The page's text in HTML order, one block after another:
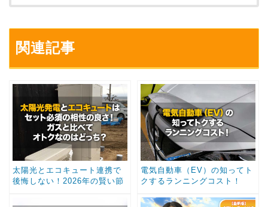
関連記事
太陽光とエコキュート連携で
後悔しない！2026年の賢い節
電気自動車（EV）の知ってト
クするランニングコスト！